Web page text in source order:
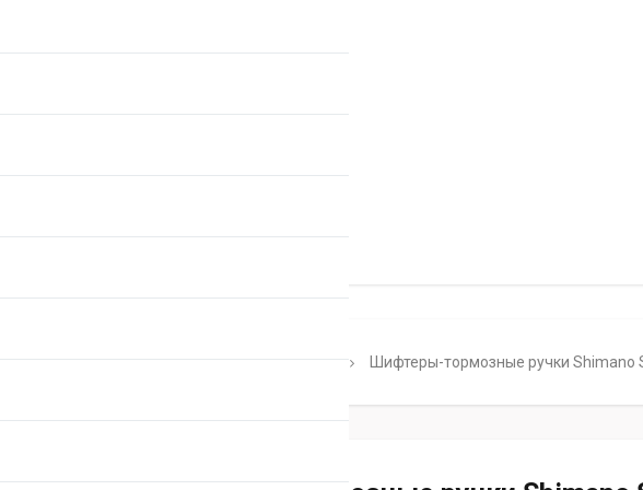
Главная Каталог Shimano Di2 Шифтеры-тормозные ручки Shimano